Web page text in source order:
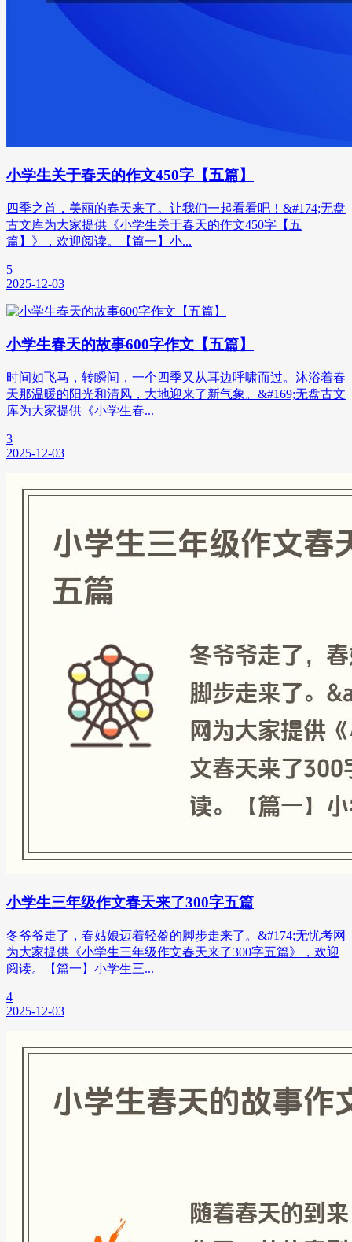
小学生关于春天的作文450字【五篇】
四季之首，美丽的春天来了。让我们一起看看吧！&#174;无盘
古文库为大家提供《小学生关于春天的作文450字【五
篇】》，欢迎阅读。【篇一】小...
5
2025-12-03
小学生春天的故事600字作文【五篇】
时间如飞马，转瞬间，一个四季又从耳边呼啸而过。沐浴着春
天那温暖的阳光和清风，大地迎来了新气象。&#169;无盘古文
库为大家提供《小学生春...
3
2025-12-03
小学生三年级作文春天来了300字五篇
冬爷爷走了，春姑娘迈着轻盈的脚步走来了。&#174;无忧考网
为大家提供《小学生三年级作文春天来了300字五篇》，欢迎
阅读。【篇一】小学生三...
4
2025-12-03